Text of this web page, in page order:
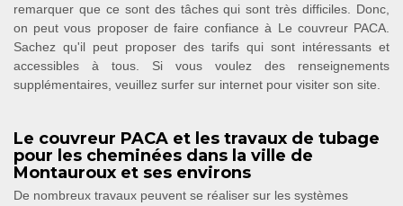
remarquer que ce sont des tâches qui sont très difficiles. Donc,
on peut vous proposer de faire confiance à Le couvreur PACA.
Sachez qu'il peut proposer des tarifs qui sont intéressants et
accessibles à tous. Si vous voulez des renseignements
supplémentaires, veuillez surfer sur internet pour visiter son site.
Le couvreur PACA et les travaux de tubage
pour les cheminées dans la ville de
Montauroux et ses environs
De nombreux travaux peuvent se réaliser sur les systèmes